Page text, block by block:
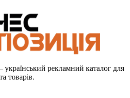
рекламний каталог для
товарів.